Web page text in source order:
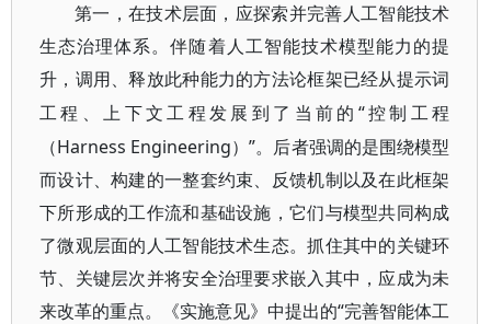
第一，在技术层面，应探索并完善人工智能技术
生态治理体系。伴随着人工智能技术模型能力的提
升，调用、释放此种能力的方法论框架已经从提示词
工程、上下文工程发展到了当前的 “控制工程
（Harness Engineering）”。后者强调的是围绕模型
而设计、构建的一整套约束、反馈机制以及在此框架
下所形成的工作流和基础设施，它们与模型共同构成
了微观层面的人工智能技术生态。抓住其中的关键环
节、关键层次并将安全治理要求嵌入其中，应成为未
来改革的重点。《实施意见》中提出的“完善智能体工